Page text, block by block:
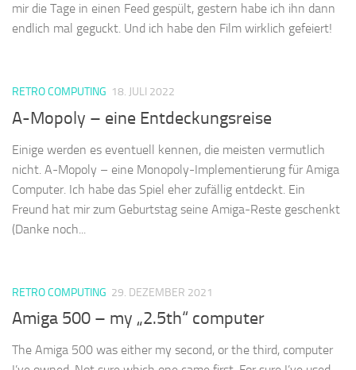
mir die Tage in einen Feed gespült, gestern habe ich ihn dann
endlich mal geguckt. Und ich habe den Film wirklich gefeiert!
RETRO COMPUTING 18. JULI 2022
A-Mopoly – eine Entdeckungsreise
Einige werden es eventuell kennen, die meisten vermutlich
nicht. A-Mopoly – eine Monopoly-Implementierung für Amiga
Computer. Ich habe das Spiel eher zufällig entdeckt. Ein
Freund hat mir zum Geburtstag seine Amiga-Reste geschenkt
(Danke noch...
RETRO COMPUTING 29. DEZEMBER 2021
Amiga 500 – my „2.5th“ computer
The Amiga 500 was either my second, or the third, computer